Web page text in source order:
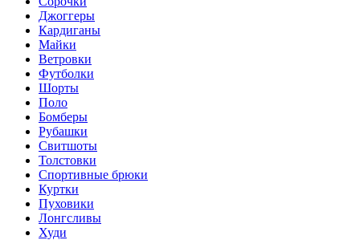
Джоггеры
Кардиганы
Майки
Ветровки
Футболки
Шорты
Поло
Бомберы
Рубашки
Свитшоты
Толстовки
Спортивные брюки
Куртки
Пуховики
Лонгсливы
Худи